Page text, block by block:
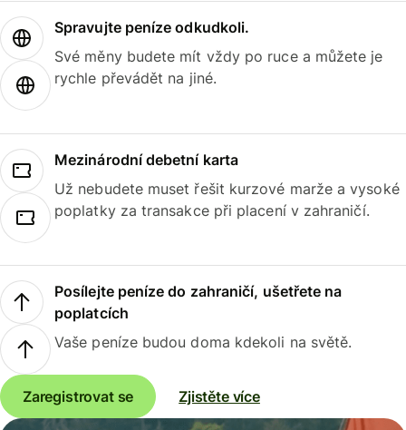
Spravujte peníze odkudkoli.
Své měny budete mít vždy po ruce a můžete je
rychle převádět na jiné.
Mezinárodní debetní karta
Už nebudete muset řešit kurzové marže a vysoké
poplatky za transakce při placení v zahraničí.
Posílejte peníze do zahraničí, ušetřete na
poplatcích
Vaše peníze budou doma kdekoli na světě.
Zaregistrovat se Zjistěte více